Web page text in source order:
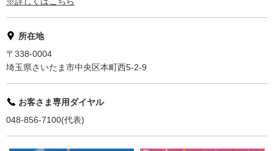
所在地
〒338-0004
埼玉県さいたま市中央区本町西5-2-9
お客さま専用ダイヤル
048-856-7100(代表)